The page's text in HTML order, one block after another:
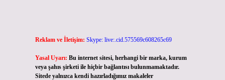
Reklam ve İletişim: Skype: live:.cid.575569c608265c69
Yasal Uyarı: Bu internet sitesi, herhangi bir marka, kurum
veya şahıs şirketi ile hiçbir bağlantısı bulunmamaktadır.
Sitede yalnızca kendi hazırladığımız makaleler